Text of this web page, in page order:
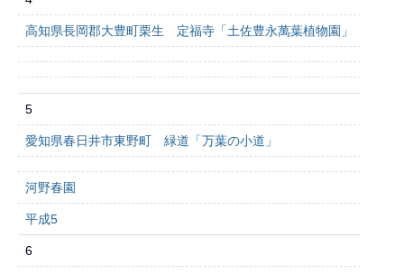
高知県長岡郡大豊町栗生 定福寺「土佐豊永萬葉植物園」
5
愛知県春日井市東野町 緑道「万葉の小道」
河野春園
平成5
6